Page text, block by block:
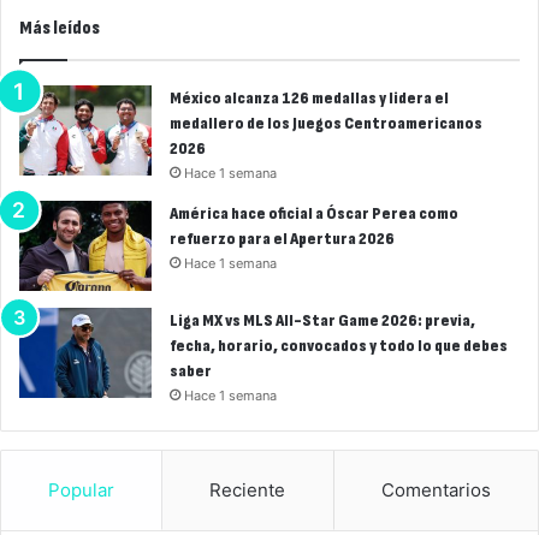
Más leídos
México alcanza 126 medallas y lidera el
medallero de los Juegos Centroamericanos
2026
Hace 1 semana
América hace oficial a Óscar Perea como
refuerzo para el Apertura 2026
Hace 1 semana
Liga MX vs MLS All-Star Game 2026: previa,
fecha, horario, convocados y todo lo que debes
saber
Hace 1 semana
Popular Reciente Comentarios